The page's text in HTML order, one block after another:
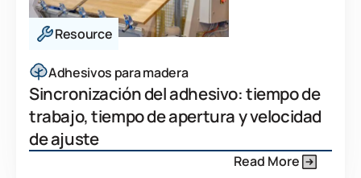
Resource
Adhesivos para madera
Sincronización del adhesivo: tiempo de
trabajo, tiempo de apertura y velocidad
de ajuste
Read More